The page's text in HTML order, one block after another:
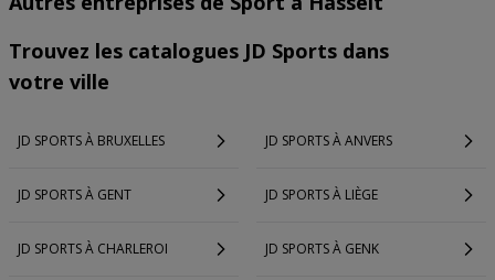
Trouvez les catalogues JD Sports dans
votre ville
JD SPORTS À BRUXELLES JD SPORTS À ANVERS
JD SPORTS À GENT JD SPORTS À LIÈGE
JD SPORTS À CHARLEROI JD SPORTS À GENK